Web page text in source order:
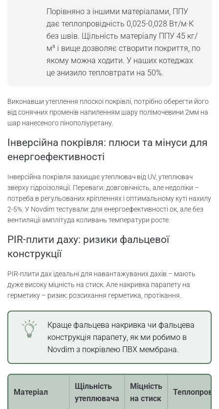
Порівняно з іншими матеріалами, ППУ
дає теплопровідність 0,025-0,028 Вт/м·К
без швів. Щільність матеріалу ППУ 45 кг/
м³ і вище дозволяє створити покриття, по
якому можна ходити. У наших котеджах
це знизило тепловтрати на 50%.
Виконавши утеплення плоскої покрівлі, потрібно оберегти його
від сонячних променів напиленням шару полімочевини 2мм на
шар нанесеного пінополіуретану.
Інверсійна покрівля: плюси та мінуси для
енергоефективності
Інверсійна покрівля захищає утеплювач від UV, утеплювач
зверху гідроізоляції. Переваги: довговічність, але недоліки –
потреба в регульованих кріпленнях і оптимальному куті нахилу
2-5%. У Novdim тестували: для енергоефективності ок, але без
вентиляції амплітуда коливань температури росте.
PIR-плити даху: ризики фальцевої
конструкції
PIR-плити дах ідеальні для навантажуваних дахів – мають
дуже високу міцність на стиск. Але накривка парапету на
герметику – ризик: розсихання герметика, протікання.
Краще фальцева накривка чи фальцева
конструкція парапету, як ми робимо в
Novdim з покрівлею ПВХ мембрана.
Матеріал
Щільність
утеплювача
Міцність
на стиск